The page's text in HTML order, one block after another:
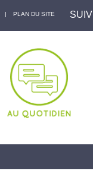
| PLAN DU SITE